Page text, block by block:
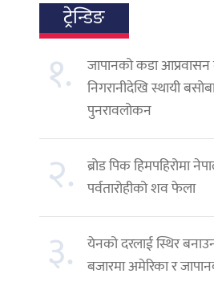
ट्रेन्डिङ
१.
जापानको कडा आप्रवासन
निगरानीदेखि स्थायी
पुनरावलोकन
२. ब्रोड पिक हिमपहिरोमा
पर्वतारोहीको शव फेला
३.
येनको दरलाई स्थिर
बजारमा अमेरिका र